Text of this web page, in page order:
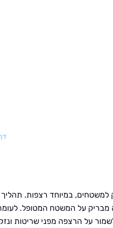
במיוחד רצפות. תהליך
על המשטח המטופל.
על הרצפה מפני שריטות